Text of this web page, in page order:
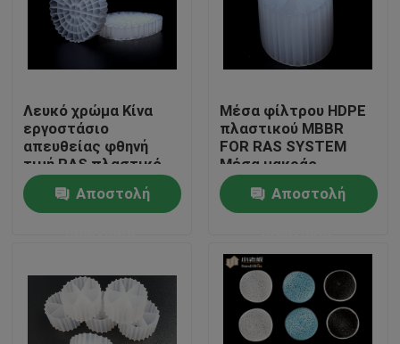
Προϊόντα
Περίπου εμείς
Λευκό χρώμα Κίνα
εργοστάσιο
απευθείας φθηνή
τιμή RAS πλαστικό
φίλτρο μέσο K5
Αποστολή
Μέσα φίλτρου HDPE
πλαστικού MBBR
FOR RAS SYSTEM
Μέσα μακράς
διάρκειας ζωής
Αποστολή